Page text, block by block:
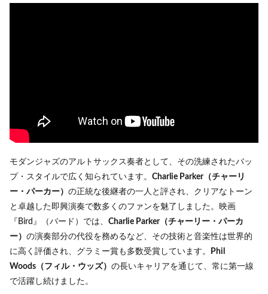
モダンジャズのアルトサックス奏者として、その洗練されたバッ
プ・スタイルで広く知られています。 Charlie Parker（チャーリ
ー・パーカー） の正統な後継者の一人と評され、クリアなトーン
と卓越した即興演奏で数多くのファンを魅了しました。映画
『Bird』（バード）では、 Charlie Parker（チャーリー・パーカ
ー） の演奏部分の代役を務めるなど、その技術と音楽性は世界的
に高く評価され、グラミー賞も多数受賞しています。
Phil
Woods（フィル・ウッズ） の長いキャリアを通じて、常に第一線
で活躍し続けました。